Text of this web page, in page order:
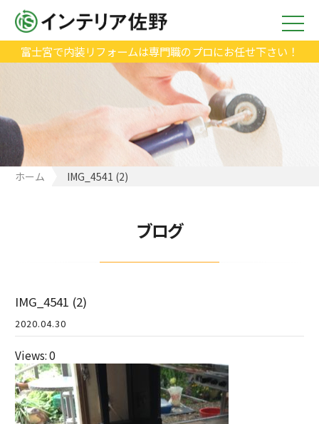
富士宮で内装リフォームは専門職のプロにお任せ下さい！
ホーム IMG_4541 (2)
ブログ
IMG_4541 (2)
2020.04.30
Views: 0